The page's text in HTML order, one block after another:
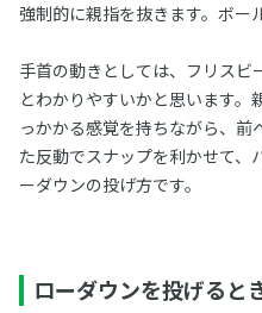
強制的に親指を抜きます。ボー
手首の動きとしては、フリスビ
とわかりやすいかと思います。
っかかる感覚を持ちながら、前
た反動でスナップを利かせて、
ーダウンの投げ方です。
ローダウンを投げると